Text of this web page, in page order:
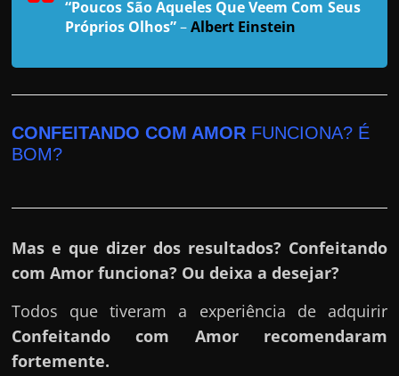
á
p
n
s
e
m
a
n
h
“Poucos São Aqueles Que Veem Com Seus
Próprios Olhos”–Albert Einstein
CONFEITANDO COM AMOR FUNCIONA? É
BOM?
Mas e que dizer dos resultados? Confeitando
com Amor funciona? Ou deixa a desejar?
Todos que tiveram a experiência de adquirir
Confeitando com Amor recomendaram
fortemente.